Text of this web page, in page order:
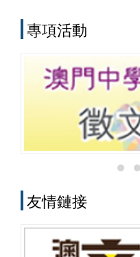
專項活動
友情鏈接